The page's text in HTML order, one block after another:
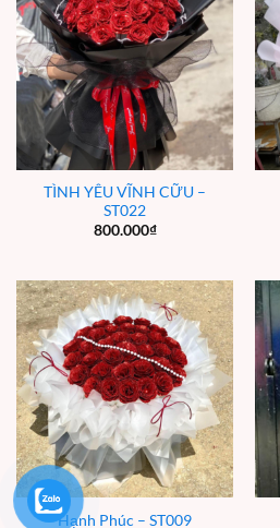
TÌNH YÊU VĨNH CỮU –
ST022
800.000₫
Hạnh Phúc – ST009